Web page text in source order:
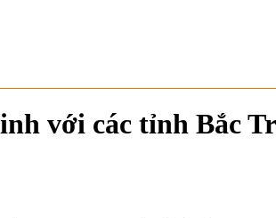
với các tỉnh Bắc